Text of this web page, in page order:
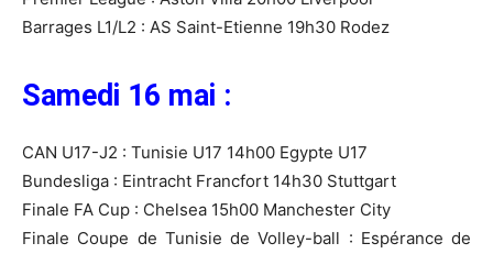
Barrages L1/L2 : AS Saint-Etienne 19h30 Rodez
Samedi 16 mai :
CAN U17-J2 : Tunisie U17 14h00 Egypte U17
Bundesliga : Eintracht Francfort 14h30 Stuttgart
Finale FA Cup : Chelsea 15h00 Manchester City
Finale Coupe de Tunisie de Volley-ball : Espérance de